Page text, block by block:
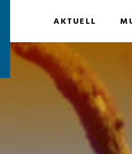
AKTUELL